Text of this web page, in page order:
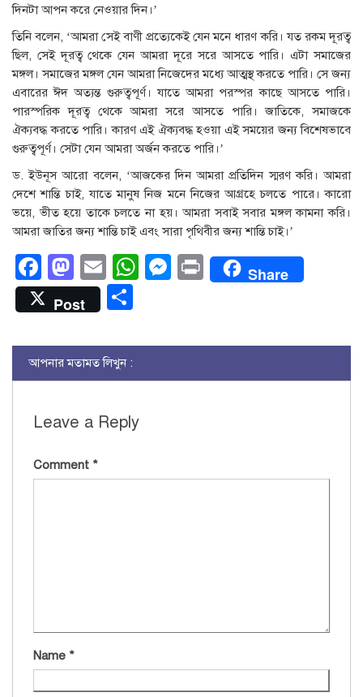
দিনটা আপন করে নেওয়ার দিন।’
তিনি বলেন, ‘আমরা সেই বাণী প্রত্যেকেই যেন মনে ধারণ করি। যত রকম দূরত্ব
ছিল, সেই দূরত্ব থেকে যেন আমরা দূরে সরে আসতে পারি। এটা সমাজের
মঙ্গল। সমাজের মঙ্গল যেন আমরা নিজেদের মধ্যে আত্মস্থ করতে পারি। সে জন্য
এবারের ঈদ অত্যন্ত গুরুত্বপূর্ণ। যাতে আমরা পরস্পর কাছে আসতে পারি।
পারস্পরিক দূরত্ব থেকে আমরা সরে আসতে পারি। জাতিকে, সমাজকে
ঐক্যবদ্ধ করতে পারি। কারণ এই ঐক্যবদ্ধ হওয়া এই সময়ের জন্য বিশেষভাবে
গুরুত্বপূর্ণ। সেটা যেন আমরা অর্জন করতে পারি।’
ড. ইউনূস আরো বলেন, ‘আজকের দিন আমরা প্রতিদিন স্মরণ করি। আমরা
দেশে শান্তি চাই, যাতে মানুষ নিজ মনে নিজের আগ্রহে চলতে পারে। কারো
ভয়ে, ভীত হয়ে তাকে চলতে না হয়। আমরা সবাই সবার মঙ্গল কামনা করি।
আমরা জাতির জন্য শান্তি চাই এবং সারা পৃথিবীর জন্য শান্তি চাই।’
Facebook
Mastodon
EmailWhatsApp
Messenger
PrintShare
Post
আপনার মতামত লিখুন :
Leave a Reply
Comment *
Name *